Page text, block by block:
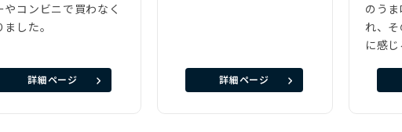
詳細ページ
やコンビニで買わなく
ました。
詳細ページ
のう
れ、
に感
また